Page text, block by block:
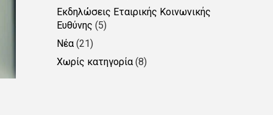
Εκδηλώσεις Εταιρικής Κοινωνικής
Ευθύνης (5)
Νέα(21)
Χωρίς κατηγορία(8)